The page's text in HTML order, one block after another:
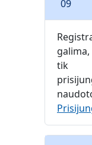
09
galima,
tik